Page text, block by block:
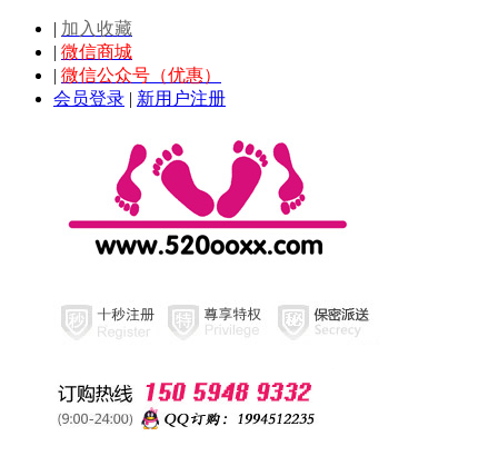
| 加入收藏
| 微信商城
| 微信公众号（优惠）
会员登录 | 新用户注册